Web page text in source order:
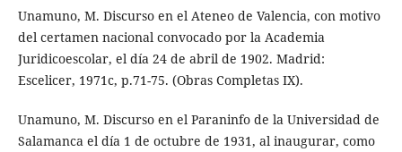
Unamuno, M. Discurso en el Ateneo de Valencia, con motivo
del certamen nacional convocado por la Academia
Juridicoescolar, el día 24 de abril de 1902. Madrid:
Escelicer, 1971c, p.71-75. (Obras Completas IX).
Unamuno, M. Discurso en el Paraninfo de la Universidad de
Salamanca el día 1 de octubre de 1931, al inaugurar, como